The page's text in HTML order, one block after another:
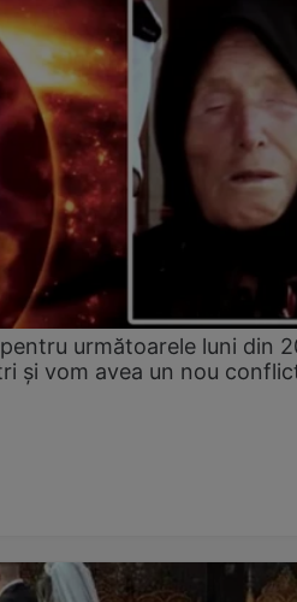
următoarele luni din
și vom avea un nou